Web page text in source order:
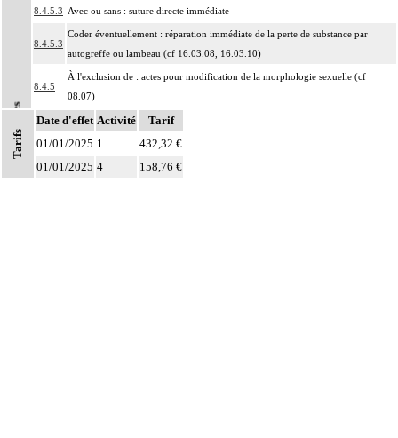
Notes
8.4.5.3 Avec ou sans : suture directe immédiate
8.4.5.3
Coder éventuellement : réparation immédiate de la perte de substance par
autogreffe ou lambeau (cf 16.03.08, 16.03.10)
8.4.5
À l'exclusion de : actes pour modification de la morphologie sexuelle (cf
08.07)
8 À l'exclusion de : actes concernant la procréation et la grossesse (cf chapitre 09)
8
Les actes sur la cavité de l'abdomen, par coelioscopie ou par
rétropéritonéoscopie incluent l'évacuation de collection intraabdominale
Tarifs
Date d'effet Activité
Tarif
01/01/2025 1
432,32 €
01/01/2025 4 158,76 €